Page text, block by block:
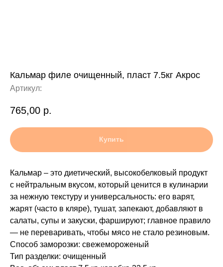
Кальмар филе очищенный, пласт 7.5кг Акрос
Артикул:
765,00 р.
Купить
Кальмар – это диетический, высокобелковый продукт
с нейтральным вкусом, который ценится в кулинарии
за нежную текстуру и универсальность: его варят,
жарят (часто в кляре), тушат, запекают, добавляют в
салаты, супы и закуски, фаршируют; главное правило
— не переваривать, чтобы мясо не стало резиновым.
Способ заморозки: свежемороженый
Тип разделки: очищенный